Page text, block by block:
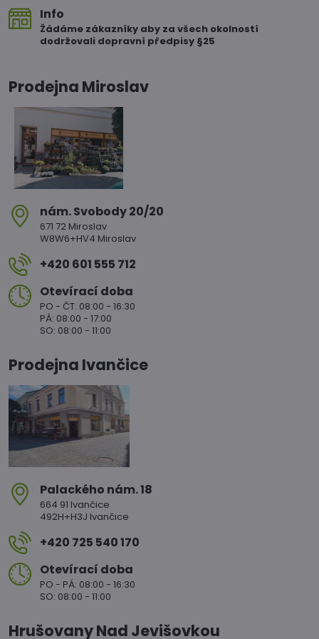
Info
Žádáme zákazníky aby za všech okolností
dodržovali dopravní předpisy §25
Prodejna Miroslav
nám​. Svobody 20/20
671 72 Miroslav
W8W6+HV4 Miroslav
+420 601 555 712
Otevírací doba
PO - ČT: 08:00 - 16:30
PÁ: 08:00 - 17:00
SO: 08:00 - 11:00
Prodejna Ivančice
Palackého nám​. 18
664 91 Ivančice
492H+H3J Ivančice
+420 725 540 170
Otevírací doba
PO - PÁ: 08:00 - 16:30
SO: 08:00 - 11:00
Hrušovany Nad Jevišovkou